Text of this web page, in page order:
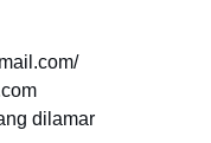
dilamar